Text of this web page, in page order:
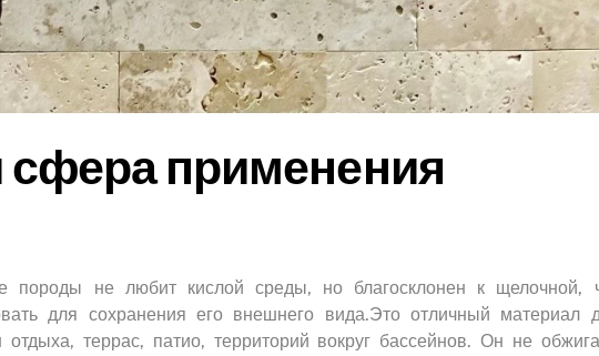
сфера применения
породы не любит кислой среды, но благосклонен к щелочной,
для сохранения его внешнего вида.Это отличный материал
террас, патио, территорий вокруг бассейнов. Он не